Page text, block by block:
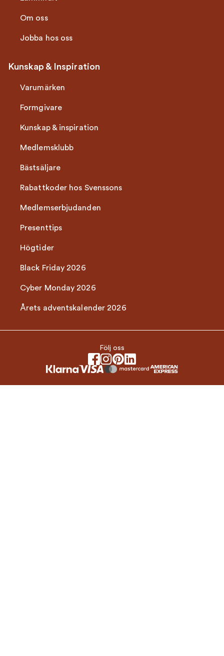
Om oss
Jobba hos oss
Kunskap & Inspiration
Varumärken
Formgivare
Kunskap & inspiration
Medlemsklubb
Bästsäljare
Rabattkoder hos Svenssons
Medlemserbjudanden
Presenttips
Högtider
Black Friday 2026
Cyber Monday 2026
Årets adventskalender 2026
Följ oss